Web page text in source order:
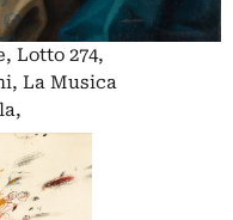
Lotto 274,
La Musica